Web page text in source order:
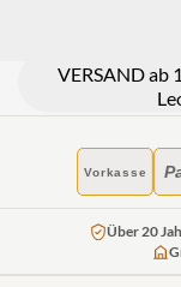
VERSAND ab
Vorkasse
Über 20